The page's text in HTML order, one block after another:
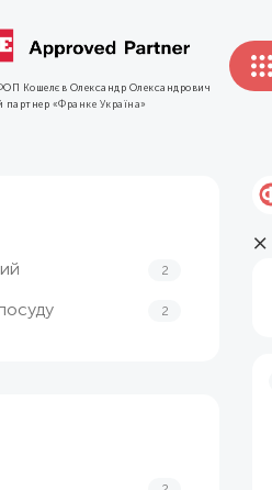
Кошелєв Олександр Олександрович
партнер «Франке Україна»
2
посуду 2